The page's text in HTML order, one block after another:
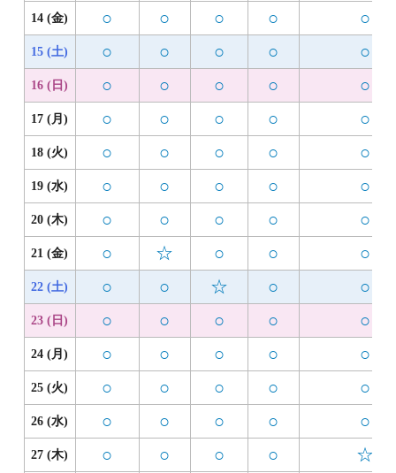
14 (金) ○ ○ ○ ○ ○
15 (土) ○ ○ ○ ○ ○
16 (日) ○ ○ ○ ○ ○
17 (月) ○ ○ ○ ○ ○
18 (火) ○ ○ ○ ○ ○
19 (水) ○ ○ ○ ○ ○
20 (木) ○ ○ ○ ○ ○
21 (金) ○ ☆ ○ ○ ○
22 (土) ○ ○ ☆ ○ ○
23 (日) ○ ○ ○ ○ ○
24 (月) ○ ○ ○ ○ ○
25 (火) ○ ○ ○ ○ ○
26 (水) ○ ○ ○ ○ ○
27 (木) ○ ○ ○ ○ ☆